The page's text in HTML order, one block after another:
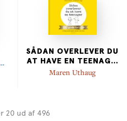
SÅDAN OVERLEVER DU
AT HAVE EN TEENAG...
Maren Uthaug
20 ud af 496